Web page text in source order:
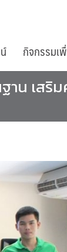
กิจกรรมเ
เสริม